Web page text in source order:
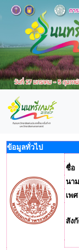
ข้อมูลทั่วไป
ชื่อ
นา
เพศ
สัง